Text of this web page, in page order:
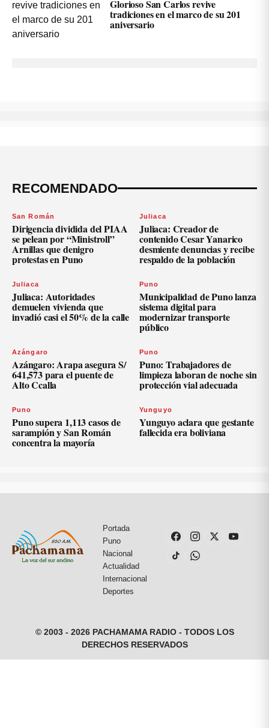
Glorioso San Carlos revive
tradiciones en el marco de su 201
aniversario
RECOMENDADO
San Román
Dirigencia dividida del PIAA
se pelean por “Ministroll”
Arnillas que denigro
protestas en Puno
Juliaca
Juliaca: Creador de
contenido Cesar Yanarico
desmiente denuncias y recibe
respaldo de la población
Juliaca
Juliaca: Autoridades
demuelen vivienda que
invadió casi el 50% de la calle
Puno
Municipalidad de Puno lanza
sistema digital para
modernizar transporte
público
Azángaro
Azángaro: Arapa asegura S/
641,573 para el puente de
Alto Ccalla
Puno
Puno: Trabajadores de
limpieza laboran de noche sin
protección vial adecuada
Puno
Puno supera 1,113 casos de
sarampión y San Román
concentra la mayoría
Yunguyo
Yunguyo aclara que gestante
fallecida era boliviana
Portada
Puno
Nacional
Actualidad
Internacional
Deportes
© 2003 - 2026 PACHAMAMA RADIO - TODOS LOS
DERECHOS RESERVADOS